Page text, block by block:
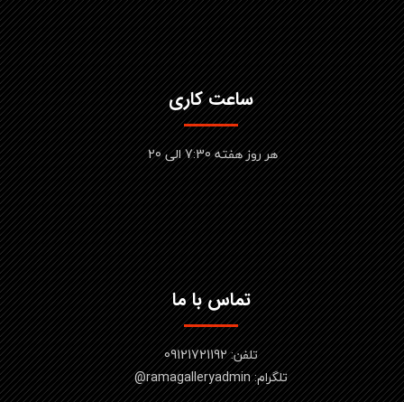
ساعت کاری
هر روز هفته 7:30 الی 20
تماس با ما
تلفن: 09121721192
تلگرام: ramagalleryadmin@